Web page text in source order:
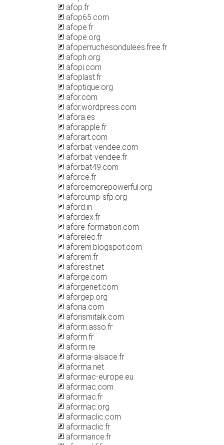
afop.fr
afop65.com
afope.fr
afope.org
afoperruchesondulees.free.fr
afoph.org
afopi.com
afoplast.fr
afoptique.org
afor.com
afor.wordpress.com
afora.es
aforapple.fr
aforart.com
aforbat-vendee.com
aforbat-vendee.fr
aforbat49.com
aforce.fr
aforcemorepowerful.org
aforcump-sfp.org
aford.in
afordex.fr
afore-formation.com
aforelec.fr
aforem.blogspot.com
aforem.fr
aforest.net
aforge.com
aforgenet.com
aforgep.org
aforia.com
aforismitalk.com
aform.asso.fr
aform.fr
aform.re
aforma-alsace.fr
aforma.net
aformac-europe.eu
aformac.com
aformac.fr
aformac.org
aformaclic.com
aformaclic.fr
aformance.fr